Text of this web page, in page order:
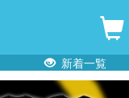
新着一覧